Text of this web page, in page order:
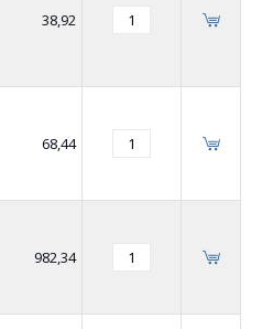
38,92
68,44
982,34